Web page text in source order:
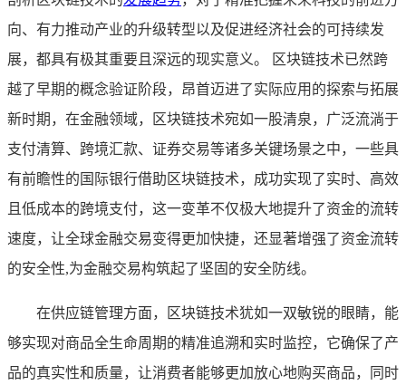
向、有力推动产业的升级转型以及促进经济社会的可持续发
展，都具有极其重要且深远的现实意义。 区块链技术已然跨
越了早期的概念验证阶段，昂首迈进了实际应用的探索与拓展
新时期，在金融领域，区块链技术宛如一股清泉，广泛流淌于
支付清算、跨境汇款、证券交易等诸多关键场景之中，一些具
有前瞻性的国际银行借助区块链技术，成功实现了实时、高效
且低成本的跨境支付，这一变革不仅极大地提升了资金的流转
速度，让全球金融交易变得更加快捷，还显著增强了资金流转
的安全性,为金融交易构筑起了坚固的安全防线。
在供应链管理方面，区块链技术犹如一双敏锐的眼睛，能
够实现对商品全生命周期的精准追溯和实时监控，它确保了产
品的真实性和质量，让消费者能够更加放心地购买商品，同时